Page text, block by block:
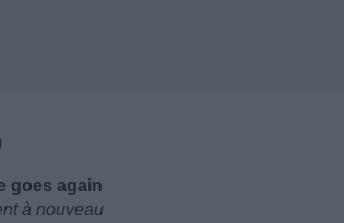
goes again
à nouveau